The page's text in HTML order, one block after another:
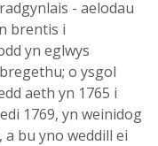
- aelodau
brentis i
yn eglwys
o ysgol
aeth yn 1765 i
1769, yn weinidog
bu yno weddill ei